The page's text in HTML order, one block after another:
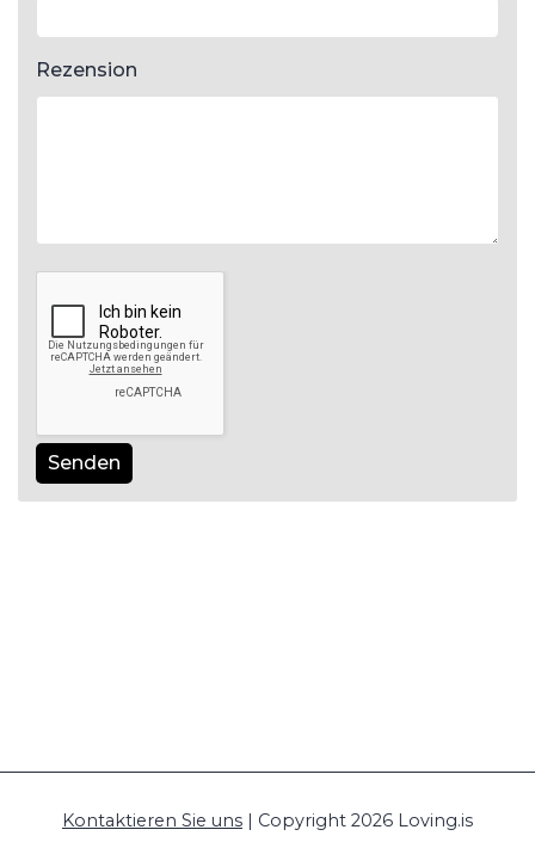
Rezension
Senden
Kontaktieren Sie uns | Copyright 2026 Loving.is